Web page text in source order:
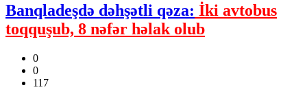
Banqladeşdə dəhşətli qəza: İki avtobus
toqquşub, 8 nəfər həlak olub
0
0
117